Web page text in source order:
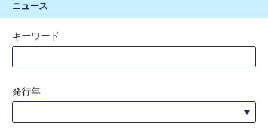
ニュース
キーワード
発行年